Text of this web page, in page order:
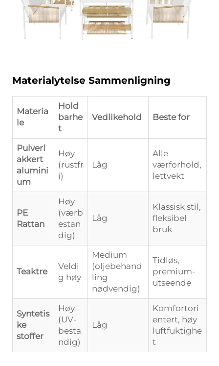
Materialytelse Sammenligning
Materia
le
Hold
barhe
t
Vedlikehold Beste for
Pulverl
akkert
alumini
um
Høy
(rustfr
i)
Låg
Alle
værforhold,
lettvekt
PE
Rattan
Høy
(værb
estan
dig)
Låg
Klassisk stil,
fleksibel
bruk
Teaktre
Veldi
g høy
Medium
(oljebehand
ling
nødvendig)
Tidløs,
premium-
utseende
Syntetis
ke
stoffer
Høy
(UV-
besta
ndig)
Låg
Komfortori
entert, høy
luftfuktighe
t